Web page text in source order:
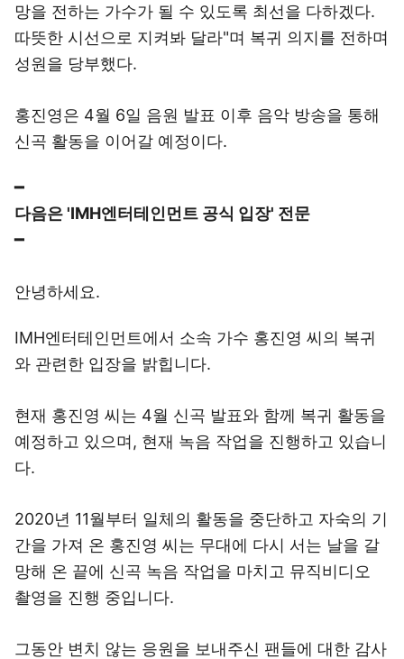
망을 전하는 가수가 될 수 있도록 최선을 다하겠다.
따뜻한 시선으로 지켜봐 달라"며 복귀 의지를 전하며
성원을 당부했다.
홍진영은 4월 6일 음원 발표 이후 음악 방송을 통해
신곡 활동을 이어갈 예정이다.
━
다음은 'IMH엔터테인먼트 공식 입장' 전문
━
안녕하세요.
IMH엔터테인먼트에서 소속 가수 홍진영 씨의 복귀
와 관련한 입장을 밝힙니다.
현재 홍진영 씨는 4월 신곡 발표와 함께 복귀 활동을
예정하고 있으며, 현재 녹음 작업을 진행하고 있습니
다.
2020년 11월부터 일체의 활동을 중단하고 자숙의 기
간을 가져 온 홍진영 씨는 무대에 다시 서는 날을 갈
망해 온 끝에 신곡 녹음 작업을 마치고 뮤직비디오
촬영을 진행 중입니다.
그동안 변치 않는 응원을 보내주신 팬들에 대한 감사